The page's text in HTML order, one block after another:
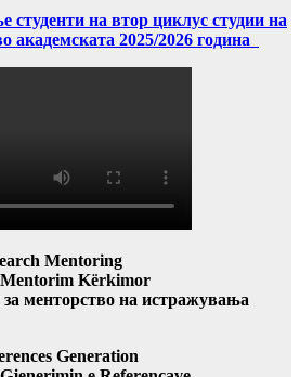
студенти на втор циклус студии на
академската 2025/2026 година
Mentoring
Kërkimor
менторство на истражувања
Generation